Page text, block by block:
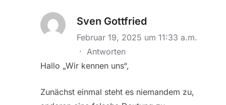
Sven Gottfried
Februar 19, 2025 um 11:33 a.m.
· Antworten
Hallo „Wir kennen uns“,
Zunächst einmal steht es niemandem zu,